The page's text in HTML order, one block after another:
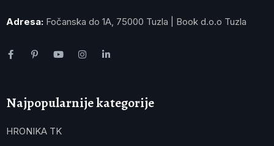
Adresa: Fočanska do 1A, 75000 Tuzla | Book d.o.o Tuzla
Najpopularnije kategorije
HRONIKA TK